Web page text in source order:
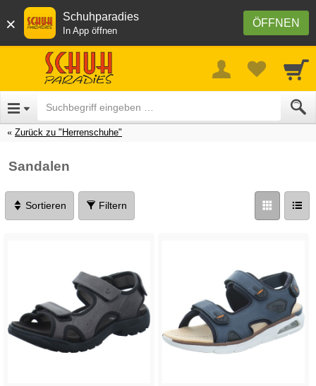
× ÖFFNEN
Schuhparadies
In App öffnen
Zurück zu "Herrenschuhe"
Sandalen
Sortieren Filtern